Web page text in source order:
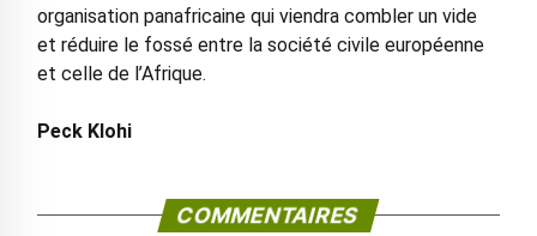
organisation panafricaine qui viendra combler un vide
et réduire le fossé entre la société civile européenne
et celle de l’Afrique.
Peck Klohi
COMMENTAIRES